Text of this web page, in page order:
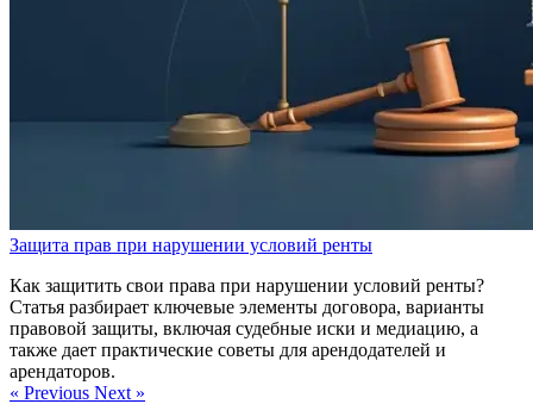
Защита прав при нарушении условий ренты
Как защитить свои права при нарушении условий ренты?
Статья разбирает ключевые элементы договора, варианты
правовой защиты, включая судебные иски и медиацию, а
также дает практические советы для арендодателей и
арендаторов.
« Previous Next »